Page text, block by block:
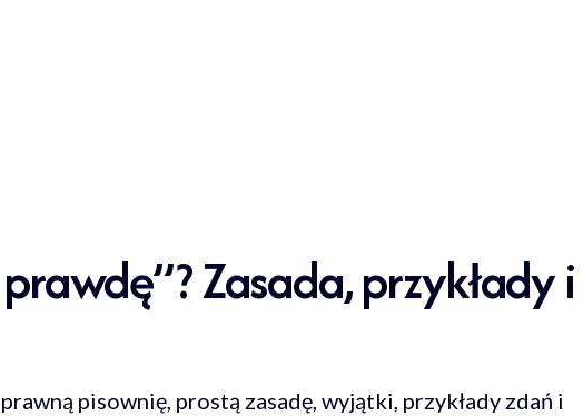
Zasada, przykłady i
pisownię, prostą zasadę, wyjątki, przykłady zdań i